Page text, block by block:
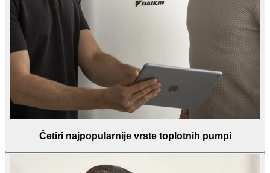
Četiri najpopularnije vrste toplotnih pumpi